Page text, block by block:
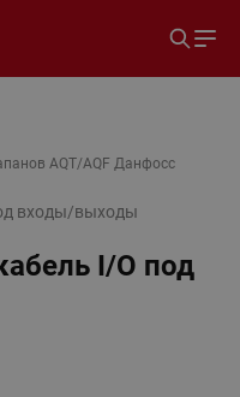
AQT/AQF Данфосс
входы/выходы
I/O под